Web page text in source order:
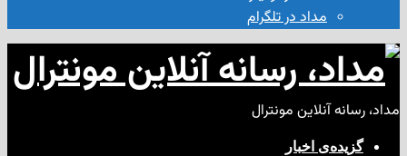
مداد در تلگرام
مونترال
اخبار